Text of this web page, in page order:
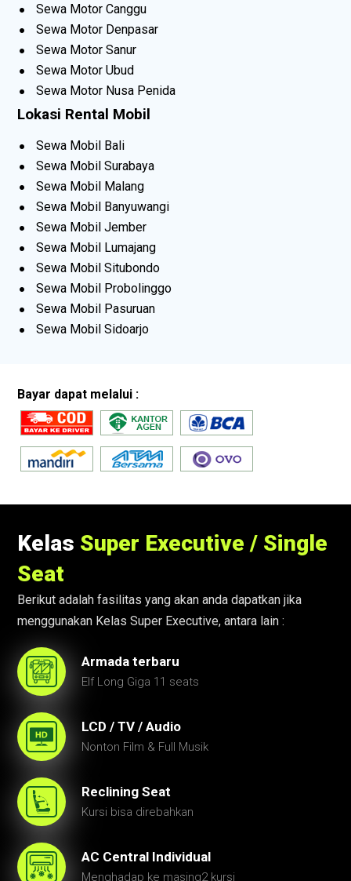
Sewa Motor Canggu
Sewa Motor Denpasar
Sewa Motor Sanur
Sewa Motor Ubud
Sewa Motor Nusa Penida
Lokasi Rental Mobil
Sewa Mobil Bali
Sewa Mobil Surabaya
Sewa Mobil Malang
Sewa Mobil Banyuwangi
Sewa Mobil Jember
Sewa Mobil Lumajang
Sewa Mobil Situbondo
Sewa Mobil Probolinggo
Sewa Mobil Pasuruan
Sewa Mobil Sidoarjo
Bayar dapat melalui :
Kelas Super Executive / Single
Seat
Berikut adalah fasilitas yang akan anda dapatkan jika
menggunakan Kelas Super Executive, antara lain :
Armada terbaru
Elf Long Giga 11 seats
LCD / TV / Audio
Nonton Film & Full Musik
Reclining Seat
Kursi bisa direbahkan
AC Central Individual
Menghadap ke masing2 kursi